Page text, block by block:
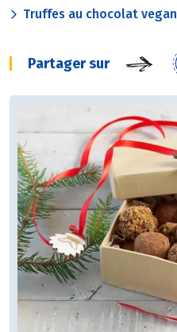
Truffes au chocolat vegan
Partager sur